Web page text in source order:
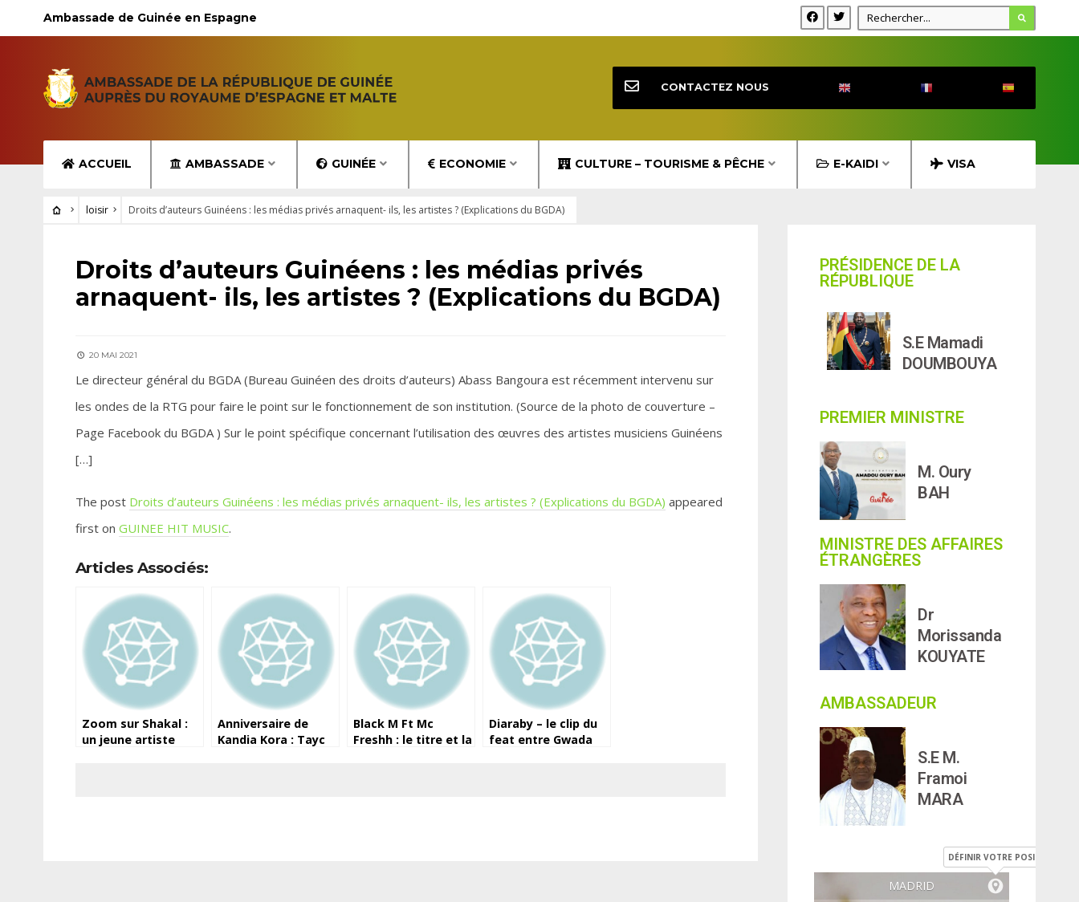
Ambassade de Guinée en Espagne
ACCUEIL AMBASSADE GUINÉE ECONOMIE CULTURE – TOURISME & PÊCHE E-KAIDI VISA
CONTACTEZ NOUS
loisir Droits d’auteurs Guinéens : les médias privés arnaquent- ils, les artistes ? (Explications du BGDA)
LOISIR
Droits d’auteurs Guinéens : les médias privés
arnaquent- ils, les artistes ? (Explications du BGDA)
20 MAI 2021
Le directeur général du BGDA (Bureau Guinéen des droits d’auteurs) Abass Bangoura est récemment intervenu sur
les ondes de la RTG pour faire le point sur le fonctionnement de son institution. (Source de la photo de couverture –
Page Facebook du BGDA ) Sur le point spécifique concernant l’utilisation des œuvres des artistes musiciens Guinéens
[…]
The post Droits d’auteurs Guinéens : les médias privés arnaquent- ils, les artistes ? (Explications du BGDA) appeared
first on GUINEE HIT MUSIC.
Articles Associés:
Zoom sur Shakal :
un jeune artiste
Anniversaire de
Kandia Kora : Tayc
Black M Ft Mc
Freshh : le titre et la
Diaraby – le clip du
feat entre Gwada
PRÉSIDENCE DE LA
RÉPUBLIQUE
S.E Mamadi
DOUMBOUYA
PREMIER MINISTRE
M. Oury
BAH
MINISTRE DES AFFAIRES
ÉTRANGÈRES
Dr
Morissanda
KOUYATE
AMBASSADEUR
S.E M.
Framoi
MARA
MADRID
DÉFINIR VOTRE POSITION